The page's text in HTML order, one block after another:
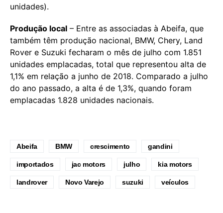
unidades).
Produção local – Entre as associadas à Abeifa, que
também têm produção nacional, BMW, Chery, Land
Rover e Suzuki fecharam o mês de julho com 1.851
unidades emplacadas, total que representou alta de
1,1% em relação a junho de 2018. Comparado a julho
do ano passado, a alta é de 1,3%, quando foram
emplacadas 1.828 unidades nacionais.
Abeifa BMW crescimento gandini
importados jac motors julho kia motors
landrover Novo Varejo suzuki veículos